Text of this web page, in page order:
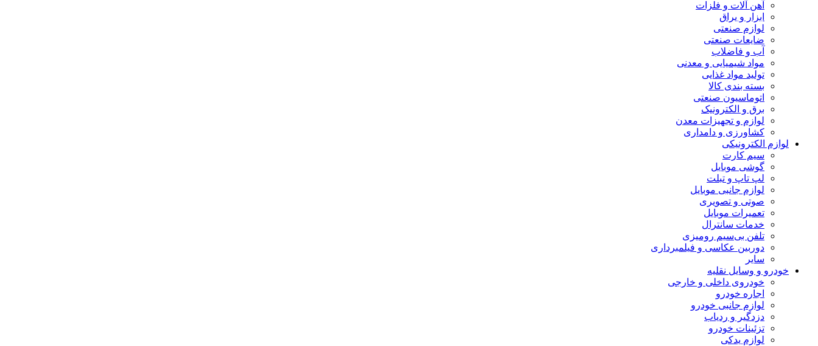
آهن آلات و فلزات
ابزار و یراق
لوازم صنعتی
ضایعات صنعتی
آب و فاضلاب
مواد شیمیایی و معدنی
تولید مواد غذایی
بسته بندی کالا
اتوماسیون صنعتی
برق و الکترونیک
لوازم و تجهیزات معدن
کشاورزی و دامداری
لوازم الکترونیکی
سیم کارت
گوشی موبایل
لپ تاپ و تبلت
لوازم جانبی موبایل
صوتی و تصویری
تعمیرات موبایل
خدمات سانترال
تلفن بی‌سیم رومیزی
دوربین عکاسی و فیلمبرداری
سایر
خودرو و وسایل نقلیه
خودروی داخلی و خارجی
اجاره خودرو
لوازم جانبی خودرو
دزدگیر و ردیاب
تزئینات خودرو
لوازم یدکی